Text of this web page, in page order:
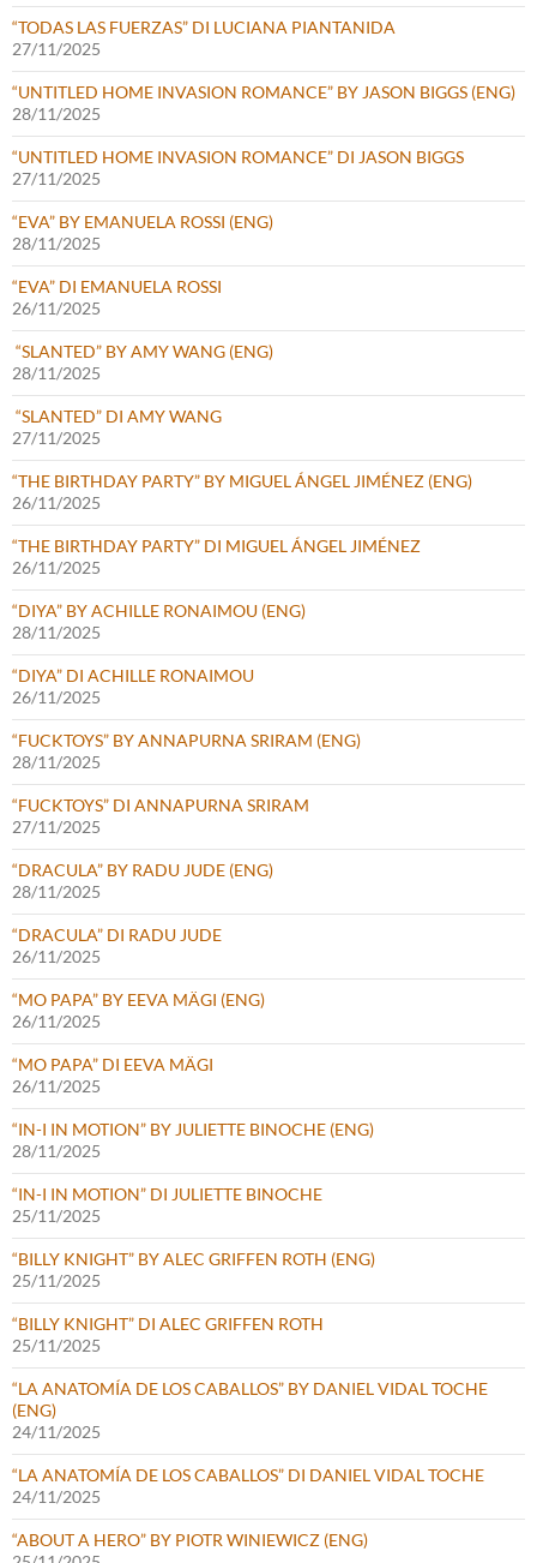
“TODAS LAS FUERZAS” DI LUCIANA PIANTANIDA
27/11/2025
“UNTITLED HOME INVASION ROMANCE” BY JASON BIGGS (ENG)
28/11/2025
“UNTITLED HOME INVASION ROMANCE” DI JASON BIGGS
27/11/2025
“EVA” BY EMANUELA ROSSI (ENG)
28/11/2025
“EVA” DI EMANUELA ROSSI
26/11/2025
“SLANTED” BY AMY WANG (ENG)
28/11/2025
“SLANTED” DI AMY WANG
27/11/2025
“THE BIRTHDAY PARTY” BY MIGUEL ÁNGEL JIMÉNEZ (ENG)
26/11/2025
“THE BIRTHDAY PARTY” DI MIGUEL ÁNGEL JIMÉNEZ
26/11/2025
“DIYA” BY ACHILLE RONAIMOU (ENG)
28/11/2025
“DIYA” DI ACHILLE RONAIMOU
26/11/2025
“FUCKTOYS” BY ANNAPURNA SRIRAM (ENG)
28/11/2025
“FUCKTOYS” DI ANNAPURNA SRIRAM
27/11/2025
“DRACULA” BY RADU JUDE (ENG)
28/11/2025
“DRACULA” DI RADU JUDE
26/11/2025
“MO PAPA” BY EEVA MÄGI (ENG)
26/11/2025
“MO PAPA” DI EEVA MÄGI
26/11/2025
“IN-I IN MOTION” BY JULIETTE BINOCHE (ENG)
28/11/2025
“IN-I IN MOTION” DI JULIETTE BINOCHE
25/11/2025
“BILLY KNIGHT” BY ALEC GRIFFEN ROTH (ENG)
25/11/2025
“BILLY KNIGHT” DI ALEC GRIFFEN ROTH
25/11/2025
“LA ANATOMÍA DE LOS CABALLOS” BY DANIEL VIDAL TOCHE
(ENG)
24/11/2025
“LA ANATOMÍA DE LOS CABALLOS” DI DANIEL VIDAL TOCHE
24/11/2025
“ABOUT A HERO” BY PIOTR WINIEWICZ (ENG)